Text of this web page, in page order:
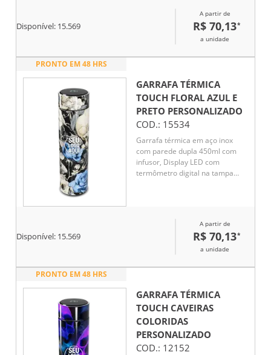
Disponível: 15.569
A partir de
R$ 70,13*
a unidade
PRONTO EM 48 HRS
GARRAFA TÉRMICA
TOUCH FLORAL AZUL E
PRETO PERSONALIZADO
COD.: 15534
Garrafa térmica em aço inox
com parede dupla 450ml com
infusor, Display LED com
termômetro digital na tampa
Disponível: 15.569
A partir de
R$ 70,13*
a unidade
PRONTO EM 48 HRS
GARRAFA TÉRMICA
TOUCH CAVEIRAS
COLORIDAS
PERSONALIZADO
COD.: 12152